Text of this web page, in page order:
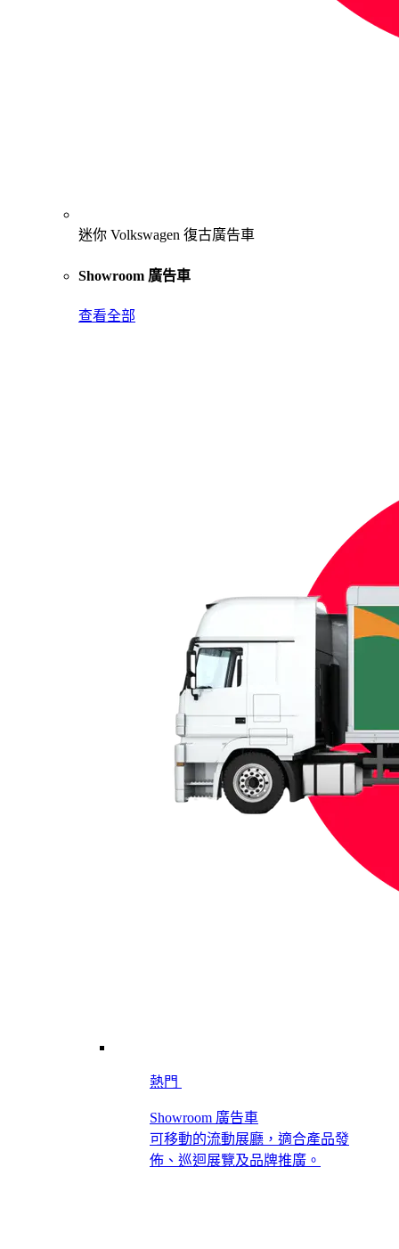
迷你 Volkswagen 復古廣告車
Showroom 廣告車
查看全部
熱門
Showroom 廣告車
可移動的流動展廳，適合產品發
佈、巡迴展覽及品牌推廣。